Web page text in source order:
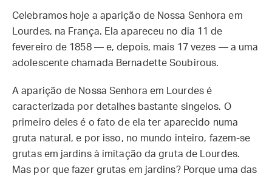
Celebramos hoje a aparição de Nossa Senhora em
Lourdes, na França. Ela apareceu no dia 11 de
fevereiro de 1858 — e, depois, mais 17 vezes — a uma
adolescente chamada Bernadette Soubirous.
A aparição de Nossa Senhora em Lourdes é
caracterizada por detalhes bastante singelos. O
primeiro deles é o fato de ela ter aparecido numa
gruta natural, e por isso, no mundo inteiro, fazem-se
grutas em jardins à imitação da gruta de Lourdes.
Mas por que fazer grutas em jardins? Porque uma das